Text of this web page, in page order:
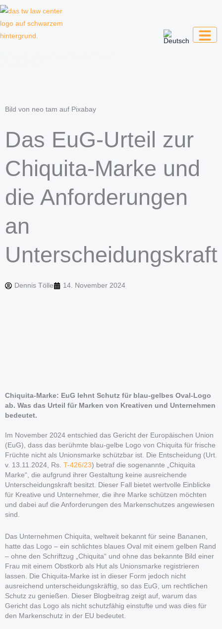
Zum
Bild von neo tam auf Pixabay
Das EuG-Urteil zur
Chiquita-Marke und
die Anforderungen
an
Unterscheidungskraft
Dennis Tölle 14. November 2024
Chiquita-Marke: EuG lehnt Schutz für blau-gelbes Oval-Logo
ab. Was das Urteil für Marken von Kreativen und Unternehmen
bedeutet.
Im November 2024 entschied das Gericht der Europäischen Union
(EuG), dass das berühmte blau-gelbe Logo von Chiquita für frische
Früchte nicht als Unionsmarke schützbar ist. Die Entscheidung (Urt.
v. 13.11.2024, Rs. T-426/23) betraf die sogenannte „Chiquita
Marke“, die aufgrund ihrer Gestaltung keine ausreichende
Unterscheidungskraft besitzt. Dieser Fall bietet wertvolle Einblicke
für Kreative und Unternehmer, die ihre Marke schützen möchten
und dabei auf die Anforderungen des Markenschutzes angewiesen
sind.
Das Unternehmen Chiquita, weltweit bekannt für seine Bananen,
hatte das Logo – ein schlichtes blaues Oval mit einem gelben Rand
– ohne den Schriftzug „Chiquita“ und ohne das bekannte Bild einer
Frau mit einem Obstkorb als Hut als Unionsmarke registrieren
lassen. Die Chiquita-Marke ist in dieser Form jedoch nicht
ausreichend unterscheidungskräftig, so das EuG, um rechtlichen
Schutz zu genießen. Dieser Blogbeitrag zeigt auf, warum das
Gericht das Logo als nicht schutzfähig einstufte und was dies für
den Markenschutz in der EU bedeutet.